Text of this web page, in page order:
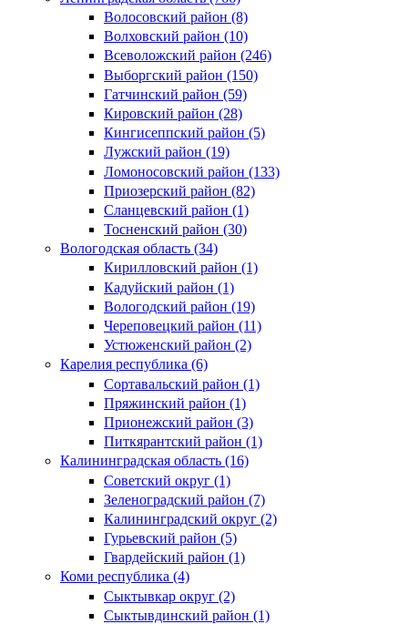
Волосовский район (8)
Волховский район (10)
Всеволожский район (246)
Выборгский район (150)
Гатчинский район (59)
Кировский район (28)
Кингисеппский район (5)
Лужский район (19)
Ломоносовский район (133)
Приозерский район (82)
Сланцевский район (1)
Тосненский район (30)
Вологодская область (34)
Кирилловский район (1)
Кадуйский район (1)
Вологодский район (19)
Череповецкий район (11)
Устюженский район (2)
Карелия республика (6)
Сортавальский район (1)
Пряжинский район (1)
Прионежский район (3)
Питкярантский район (1)
Калининградская область (16)
Советский округ (1)
Зеленоградский район (7)
Калининградский округ (2)
Гурьевский район (5)
Гвардейский район (1)
Коми республика (4)
Сыктывкар округ (2)
Сыктывдинский район (1)